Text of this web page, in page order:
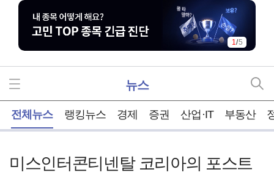
1/5
뉴스
전체뉴스 랭킹뉴스 경제 증권 산업·IT 부동산
미스인터콘티넨탈 코리아의 포스트